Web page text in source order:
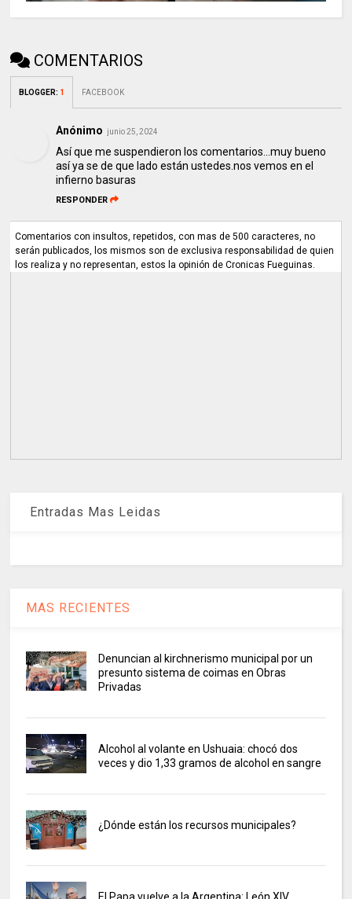
COMENTARIOS
BLOGGER: 1 FACEBOOK
Anónimo junio 25, 2024
Así que me suspendieron los comentarios...muy bueno
así ya se de que lado están ustedes.nos vemos en el
infierno basuras
RESPONDER
Comentarios con insultos, repetidos, con mas de 500 caracteres, no
serán publicados, los mismos son de exclusiva responsabilidad de quien
los realiza y no representan, estos la opinión de Cronicas Fueguinas.
Entradas Mas Leidas
MAS RECIENTES
Denuncian al kirchnerismo municipal por un
presunto sistema de coimas en Obras
Privadas
Alcohol al volante en Ushuaia: chocó dos
veces y dio 1,33 gramos de alcohol en sangre
¿Dónde están los recursos municipales?
El Papa vuelve a la Argentina: León XIV